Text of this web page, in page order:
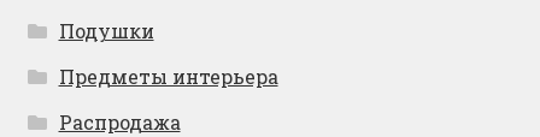
Подушки
Предметы интерьера
Распродажа